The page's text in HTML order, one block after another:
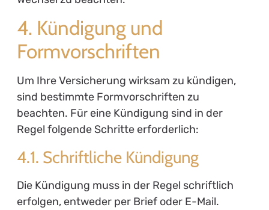
4. Kündigung und
Formvorschriften
Um Ihre Versicherung wirksam zu kündigen,
sind bestimmte Formvorschriften zu
beachten. Für eine Kündigung sind in der
Regel folgende Schritte erforderlich:
4.1. Schriftliche Kündigung
Die Kündigung muss in der Regel schriftlich
erfolgen, entweder per Brief oder E-Mail.